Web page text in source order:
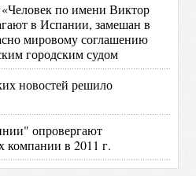
по имени Виктор
в Испании, замешан в
мировому соглашению
городским судом
новостей решило
опровергают
в 2011 г.